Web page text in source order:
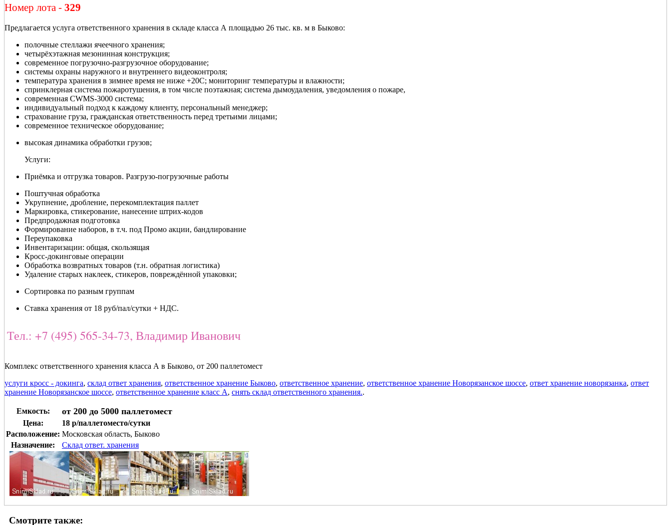
Номер лота - 329
Предлагается услуга ответственного хранения в складе класса А площадью 26 тыс. кв. м в Быково:
полочные стеллажи ячеечного хранения;
четырёхэтажная мезонинная конструкция;
современное погрузочно-разгрузочное оборудование;
системы охраны наружного и внутреннего видеоконтроля;
температура хранения в зимнее время не ниже +20С; мониторинг температуры и влажности;
спринклерная система пожаротушения, в том числе поэтажная; система дымоудаления, уведомления о пожаре,
современная СWMS-3000 система;
индивидуальный подход к каждому клиенту, персональный менеджер;
страхование груза, гражданская ответственность перед третьими лицами;
современное техническое оборудование;
высокая динамика обработки грузов;
Услуги:
Приёмка и отгрузка товаров. Разгрузо-погрузочные работы
Поштучная обработка
Укрупнение, дробление, перекомплектация паллет
Маркировка, стикерование, нанесение штрих-кодов
Предпродажная подготовка
Формирование наборов, в т.ч. под Промо акции, бандлирование
Переупаковка
Инвентаризации: общая, скользящая
Кросс-докинговые операции
Обработка возвратных товаров (т.н. обратная логистика)
Удаление старых наклеек, стикеров, повреждённой упаковки;
Сортировка по разным группам
Ставка хранения от 18 руб/пал/сутки + НДС.
Тел.: +7 (495) 565-34-73, Владимир Иванович
Комплекс ответственного хранения класса А в Быково, от 200 паллетомест
услуги кросс - докинга, склад ответ хранения, ответственное хранение Быково, ответственное хранение, ответственное хранение Новорязанское шоссе, ответ хранение новорязанка, ответ
хранение Новорязанское шоссе, ответственное хранение класс А, снять склад ответственного хранения..
Емкость: от 200 до 5000 паллетомест
Цена:
18 р/паллетоместо/сутки
Расположение: Московская область, Быково
Назначение:
Склад ответ. хранения
Смотрите также: